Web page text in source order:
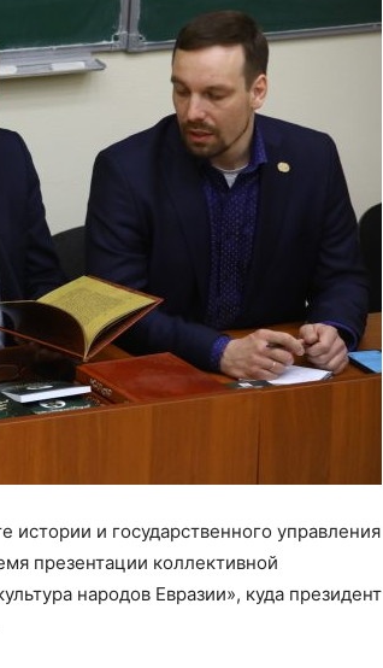
истории и государственного управления
презентации коллективной
народов Евразии», куда президент